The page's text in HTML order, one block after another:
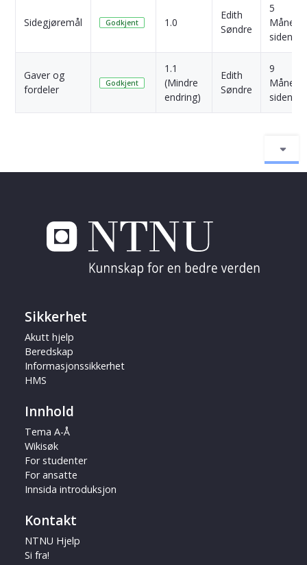
Sidegjøremål Godkjent 1.0
Edith
Søndre
5
siden
Gaver og
fordeler
Godkjent
1.1
(Mindre
endring)
Edith
Søndre
9
siden
Sikkerhet
Akutt hjelp
Beredskap
Informasjonssikkerhet
HMS
Innhold
Tema A-Å
Wikisøk
For studenter
For ansatte
Innsida introduksjon
Kontakt
NTNU Hjelp
Si fra!